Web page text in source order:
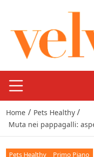
Home / Pets Healthy /
Muta nei pappagalli:
Pets Healthy Primo Piano